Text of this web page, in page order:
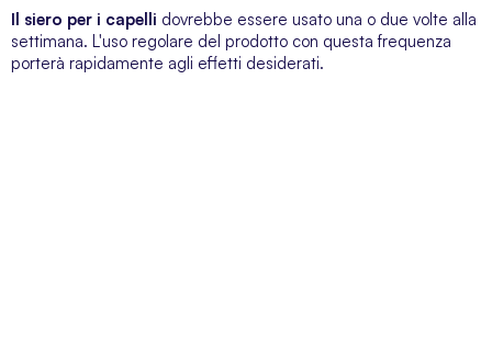
Il siero per i capelli dovrebbe essere usato una o due volte alla
settimana. L'uso regolare del prodotto con questa frequenza
porterà rapidamente agli effetti desiderati.